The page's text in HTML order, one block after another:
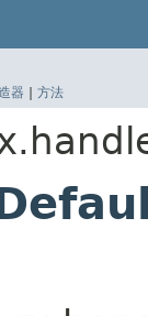
器 | 方法